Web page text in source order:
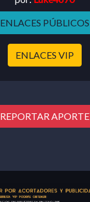
ENLACES PÚBLICOS
ENLACES VIP
REPORTAR APORTE